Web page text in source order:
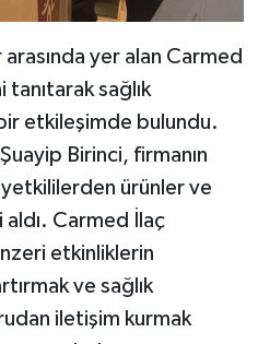
yer alan Carmed
tanıtarak sağlık
etkileşimde bulundu.
Şuayip Birinci, firmanın
ürünler ve
aldı. Carmed İlaç
etkinliklerin
ve sağlık
iletişim kurmak